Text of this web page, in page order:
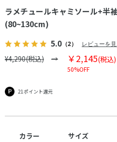
ラメチュールキャミソール+半
(80~130cm)
5.0 （2） レビューを
¥4,290(税込) ￥2,145(税込)
50%OFF
21ポイント還元
カラー サイズ